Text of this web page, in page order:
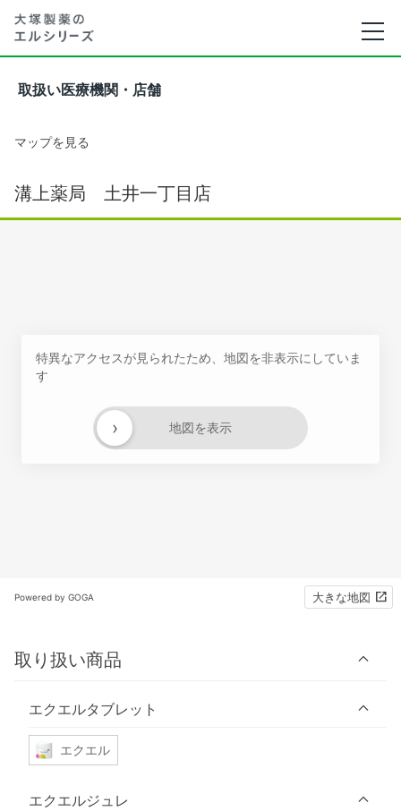
取扱い医療機関・店舗
マップを見る
溝上薬局 土井一丁目店
特異なアクセスが見られたため、地図を非表示にしていま
す
地図を表示
›
Powered by GOGA 大きな地図
取り扱い商品
エクエルタブレット
エクエル
エクエルジュレ